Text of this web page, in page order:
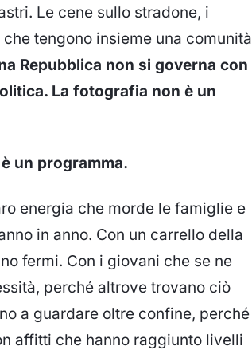
Le cene sullo stradone, i
tengono insieme una comunità
Repubblica non si governa con
La fotografia non è un
un programma.
energia che morde le famiglie e
in anno. Con un carrello della
fermi. Con i giovani che se ne
perché altrove trovano ciò
a guardare oltre confine, perché
affitti che hanno raggiunto livelli